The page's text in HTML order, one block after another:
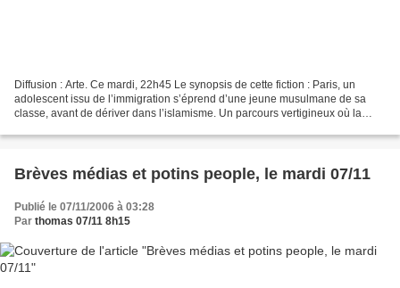
Diffusion : Arte. Ce mardi, 22h45 Le synopsis de cette fiction : Paris, un
adolescent issu de l’immigration s’éprend d’une jeune musulmane de sa
classe, avant de dériver dans l’islamisme. Un parcours vertigineux où la
Brèves médias et potins people, le mardi 07/11
Publié le 07/11/2006 à 03:28
Par thomas 07/11 8h15